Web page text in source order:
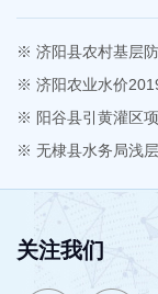
※ 济阳县农村基层
※ 济阳农业水价
※ 阳谷县引黄灌区
※ 无棣县水务局浅
关注我们